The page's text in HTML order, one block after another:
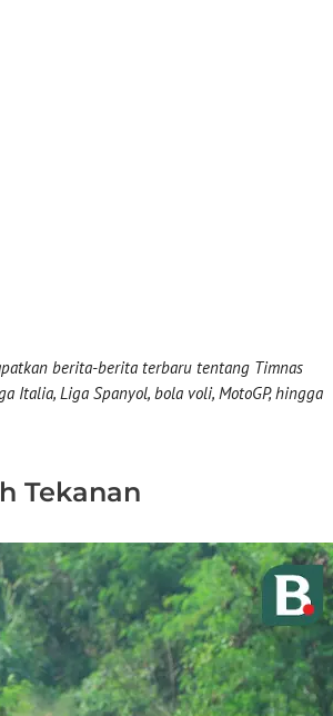
berita-berita terbaru tentang Timnas
Italia, Liga Spanyol, bola voli, MotoGP, hingga
Tekanan